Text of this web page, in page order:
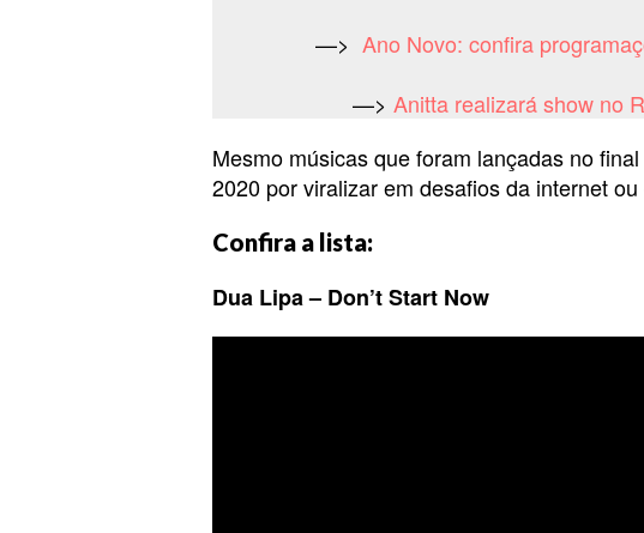
—> Ano Novo: confira
—> Anitta realizará show no
Mesmo músicas que foram lançadas no
2020 por viralizar em desafios da internet
Confira a lista:
Dua Lipa – Don’t Start Now